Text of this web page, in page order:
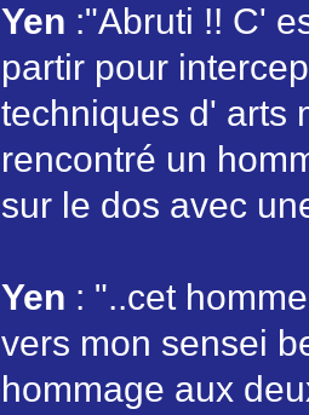
Yen :"Abruti !! C'
partir pour
techniques d' arts
rencontré un
sur le dos avec
Yen : "..cet
vers mon sensei
hommage aux